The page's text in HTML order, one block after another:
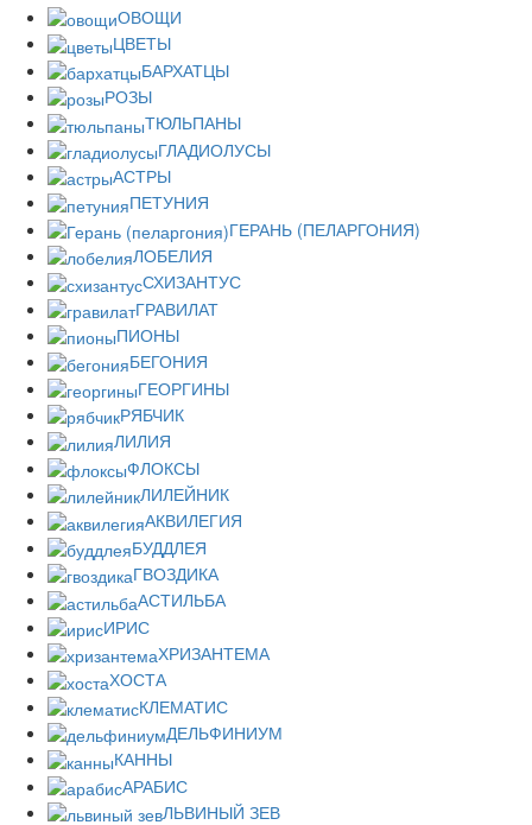
ОВОЩИ
ЦВЕТЫ
БАРХАТЦЫ
РОЗЫ
ТЮЛЬПАНЫ
ГЛАДИОЛУСЫ
АСТРЫ
ПЕТУНИЯ
ГЕРАНЬ (ПЕЛАРГОНИЯ)
ЛОБЕЛИЯ
СХИЗАНТУС
ГРАВИЛАТ
ПИОНЫ
БЕГОНИЯ
ГЕОРГИНЫ
РЯБЧИК
ЛИЛИЯ
ФЛОКСЫ
ЛИЛЕЙНИК
АКВИЛЕГИЯ
БУДДЛЕЯ
ГВОЗДИКА
АСТИЛЬБА
ИРИС
ХРИЗАНТЕМА
ХОСТА
КЛЕМАТИС
ДЕЛЬФИНИУМ
КАННЫ
АРАБИС
ЛЬВИНЫЙ ЗЕВ